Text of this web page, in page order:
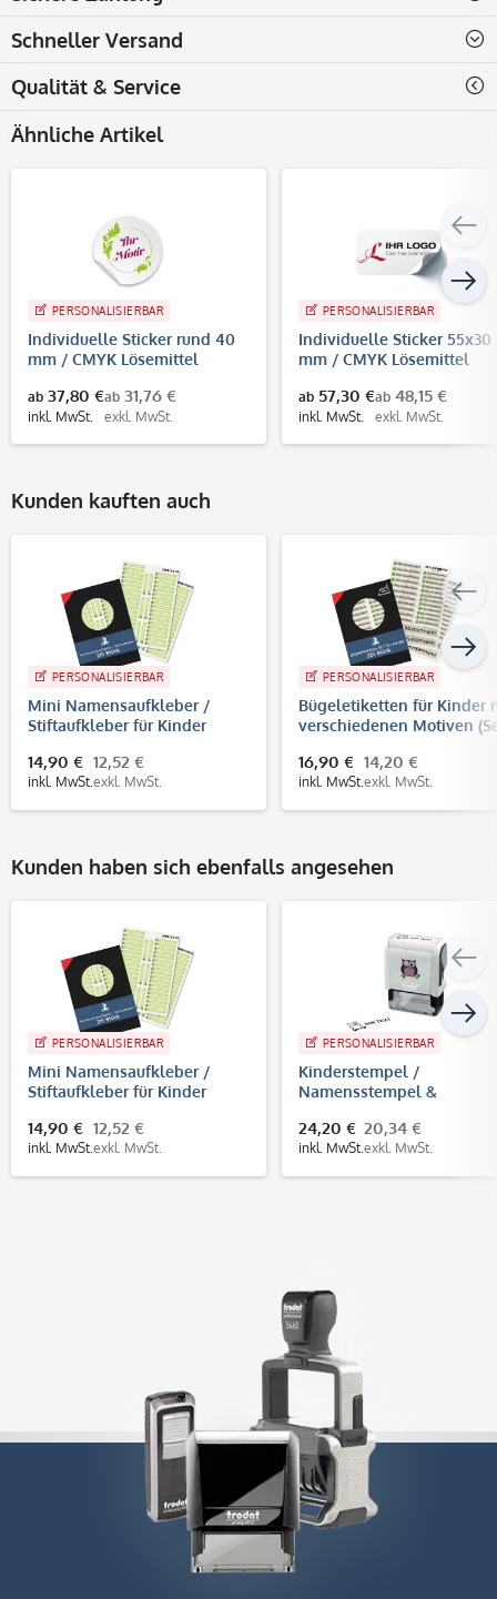
Schneller Versand
Qualität & Service
Ähnliche Artikel
PERSONALISIERBAR
Individuelle Sticker rund 40
mm / CMYK Lösemittel
ab 37,80 €
inkl. MwSt.
ab 31,76 €
exkl. MwSt.
PERSONALISIERBAR
Individuelle Sticker 55x30
mm / CMYK Lösemittel
ab 57,30 €
inkl. MwSt.
ab 48,15 €
exkl. MwSt.
Kunden kauften auch
PERSONALISIERBAR
Mini Namensaufkleber /
Stiftaufkleber für Kinder
mm)
14,90 €
inkl. MwSt.
12,52 €
exkl. MwSt.
PERSONALISIERBAR
Bügeletiketten für Kinder
verschiedenen Motiven
16,90 €
inkl. MwSt.
14,20 €
exkl. MwSt.
Kunden haben sich ebenfalls angesehen
PERSONALISIERBAR
Mini Namensaufkleber /
Stiftaufkleber für Kinder
mm)
14,90 €
inkl. MwSt.
12,52 €
exkl. MwSt.
PERSONALISIERBAR
Kinderstempel /
Namensstempel &
4912
24,20 €
inkl. MwSt.
20,34 €
exkl. MwSt.